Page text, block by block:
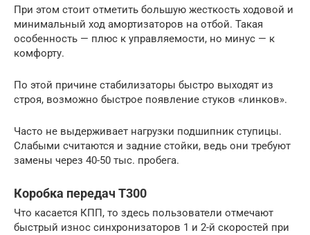
При этом стоит отметить большую жесткость ходовой и
минимальный ход амортизаторов на отбой. Такая
особенность — плюс к управляемости, но минус — к
комфорту.
По этой причине стабилизаторы быстро выходят из
строя, возможно быстрое появление стуков «линков».
Часто не выдерживает нагрузки подшипник ступицы.
Слабыми считаются и задние стойки, ведь они требуют
замены через 40-50 тыс. пробега.
Коробка передач Т300
Что касается КПП, то здесь пользователи отмечают
быстрый износ синхронизаторов 1 и 2-й скоростей при